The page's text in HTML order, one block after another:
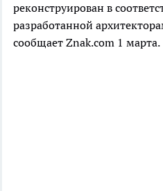
реконструирован в
разработанной
сообщает Znak.com 1 марта.